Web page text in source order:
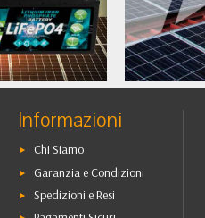
Informazioni
Chi Siamo
Garanzia e Condizioni
Spedizioni e Resi